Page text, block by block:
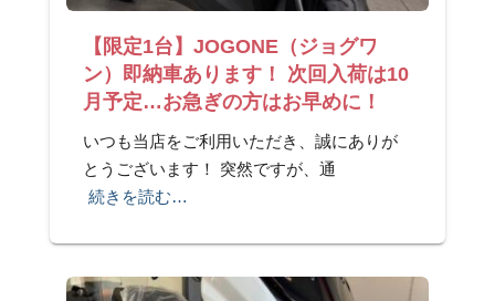
【限定1台】JOGONE（ジョグワ
ン）即納車あります！ 次回入荷は10
月予定…お急ぎの方はお早めに！
いつも当店をご利用いただき、誠にありが
とうございます！ 突然ですが、通
続きを読む…